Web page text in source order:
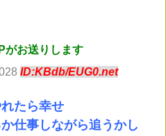
がお送りします
ID:KBdb/EUG0.net
たら幸せ
仕事しながら追うかし